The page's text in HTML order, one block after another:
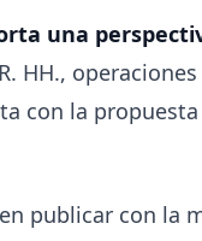
una
HH.,
con la
publicar con la